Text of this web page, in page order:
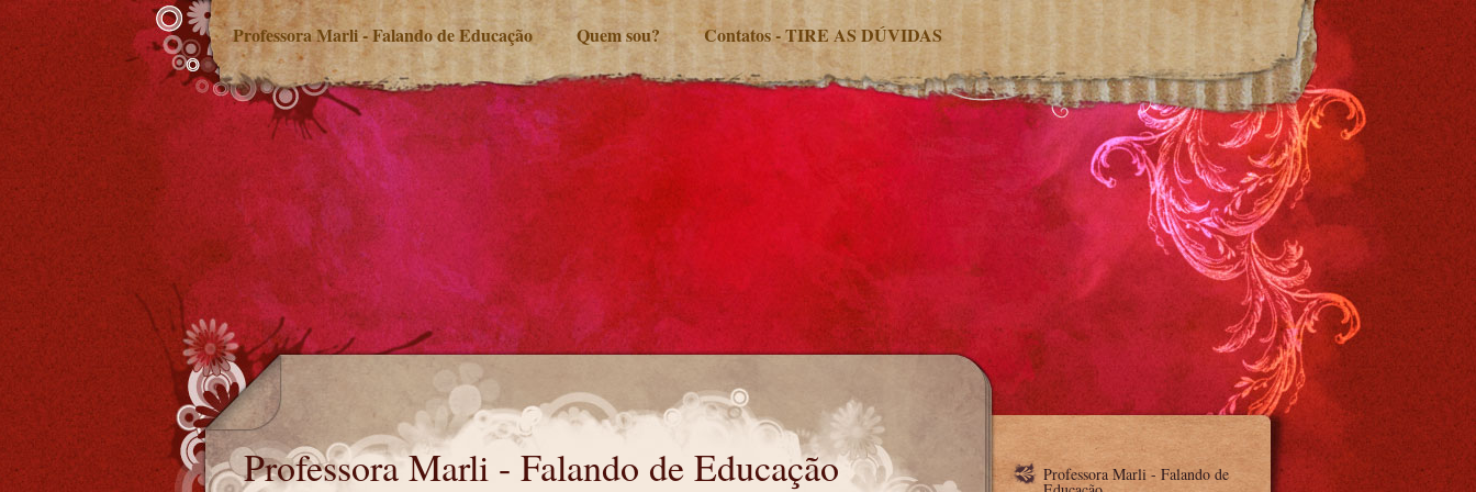
Professora Marli - Falando de Educação Quem sou? Contatos - TIRE AS DÚVIDAS
Professora Marli - Falando de Educação Professora Marli - Falando de